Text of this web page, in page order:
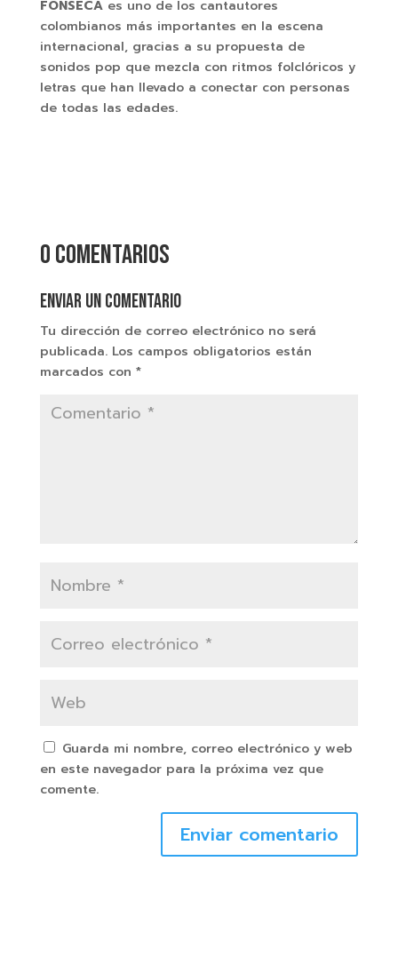
FONSECAes uno de los cantautores
colombianos más importantes en la escena
internacional, gracias a su propuesta de
sonidos pop que mezcla con ritmos folclóricos y
letras que han llevado a conectar con personas
de todas las edades.
0 comentarios
Enviar un comentario
Tu dirección de correo electrónico no será
publicada. Los campos obligatorios están
marcados con *
Guarda mi nombre, correo electrónico y web
en este navegador para la próxima vez que
comente.
Enviar comentario